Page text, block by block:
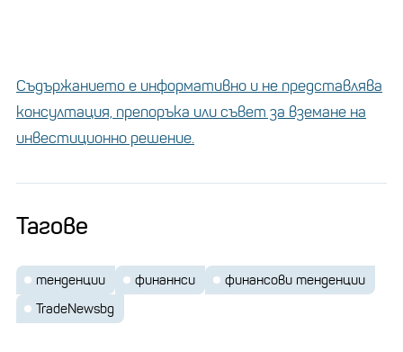
Съдържанието е информативно и не представлява
консултация, препоръка или съвет за вземане на
инвестиционно решение.
Тагове
тенденции финаннси
финансови тенденции
TradeNewsbg